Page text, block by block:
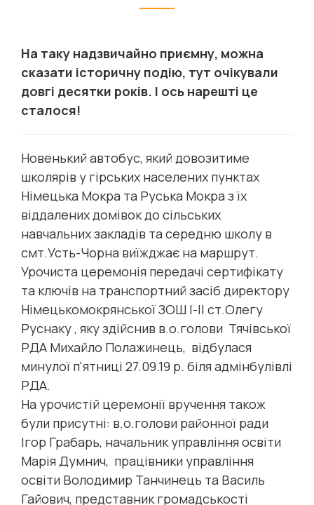
На таку надзвичайно приємну, можна
сказати історичну подію, тут очікували
довгі десятки років. І ось нарешті це
сталося!
Новенький автобус, який довозитиме
школярів у гірських населених пунктах
Німецька Мокра та Руська Мокра з їх
віддалених домівок до сільських
навчальних закладів та середню школу в
смт.Усть-Чорна виїжджає на маршрут.
Урочиста церемонія передачі сертифікату
та ключів на транспортний засіб директору
Німецькомокрянської ЗОШ І-ІІ ст.Олегу
Руснаку , яку здійснив в.о.голови Тячівської
РДА Михайло Полажинець, відбулася
минулої п'ятниці 27.09.19 р. біля адмінбулівлі
РДА.
На урочистій церемонії вручення також
були присутні: в.о.голови районної ради
Ігор Грабарь, начальник управління освіти
Марія Думнич, працівники управління
освіти Володимир Танчинець та Василь
Гайович, представник громадськості